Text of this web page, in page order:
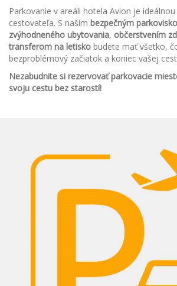
Parkovanie v areáli hotela Avion je
cestovateľa. S naším bezpečným
zvýhodneného ubytovania, občerstvením
transferom na letisko budete mať všetko,
bezproblémový začiatok a koniec vašej
Nezabudnite si rezervovať parkovacie
svoju cestu bez starostí!